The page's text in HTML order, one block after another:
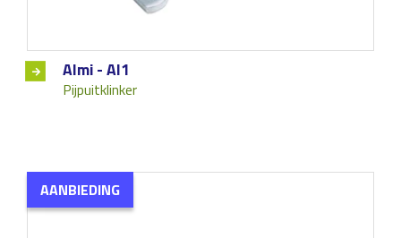
Almi - Al1
Pijpuitklinker
AANBIEDING